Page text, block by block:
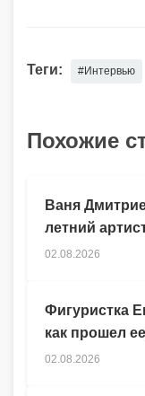
Теги: #Интервью
Похожие
Ваня
летний
02.08.2026
Фигуристка
как прошел
02.08.2026